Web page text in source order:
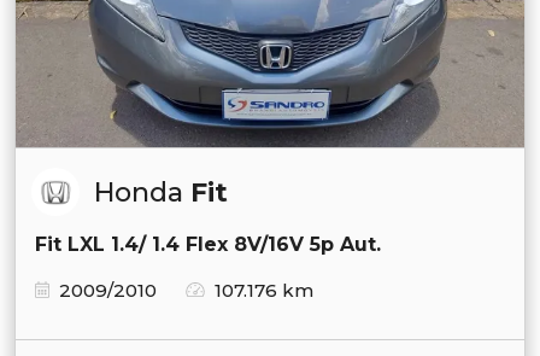
Honda Fit
Fit LXL 1.4/ 1.4 Flex 8V/16V 5p Aut.
2009/2010
107.176 km